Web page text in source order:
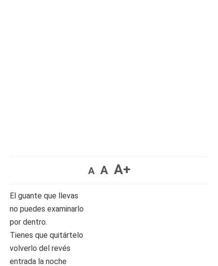
A A A+
El guante que llevas
no puedes examinarlo
por dentro.
Tienes que quitártelo
volverlo del revés
entrada la noche